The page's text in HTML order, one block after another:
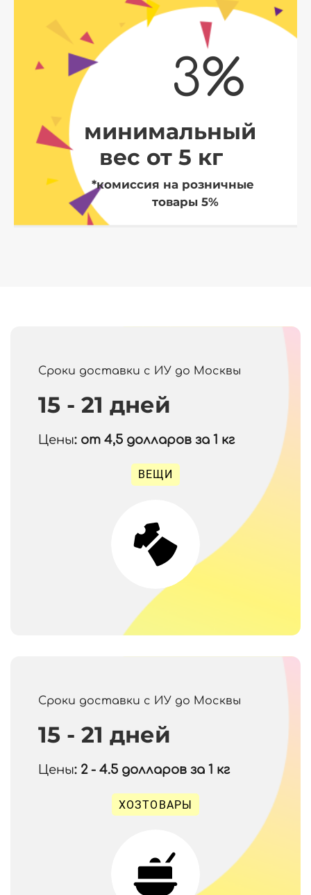
3%
минимальный
вес от 5 кг
*комиссия на розничные
товары 5%
Сроки доставки с ИУ до Москвы
15 - 21 дней
Цены: от 4,5 долларов за 1 кг
ВЕЩИ
Сроки доставки с ИУ до Москвы
15 - 21 дней
Цены: 2 - 4.5 долларов за 1 кг
ХОЗТОВАРЫ